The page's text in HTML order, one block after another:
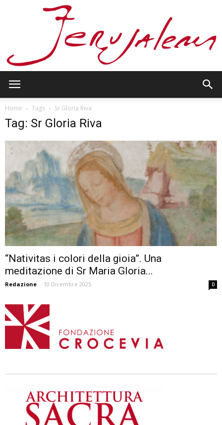
Home Tags Sr Gloria Riva
Tag: Sr Gloria Riva
“Nativitas i colori della gioia”. Una
meditazione di Sr Maria Gloria...
Redazione - 10 Dicembre 2025 0